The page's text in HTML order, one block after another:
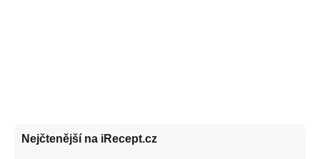
Nejčtenější na iRecept.cz